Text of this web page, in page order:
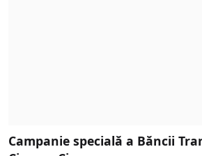
Campanie specială a Băncii